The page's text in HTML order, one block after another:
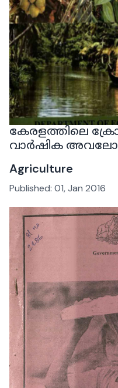
കേരളത്തിലെ
വാർഷിക
Agriculture
Published: 01, Jan 2016